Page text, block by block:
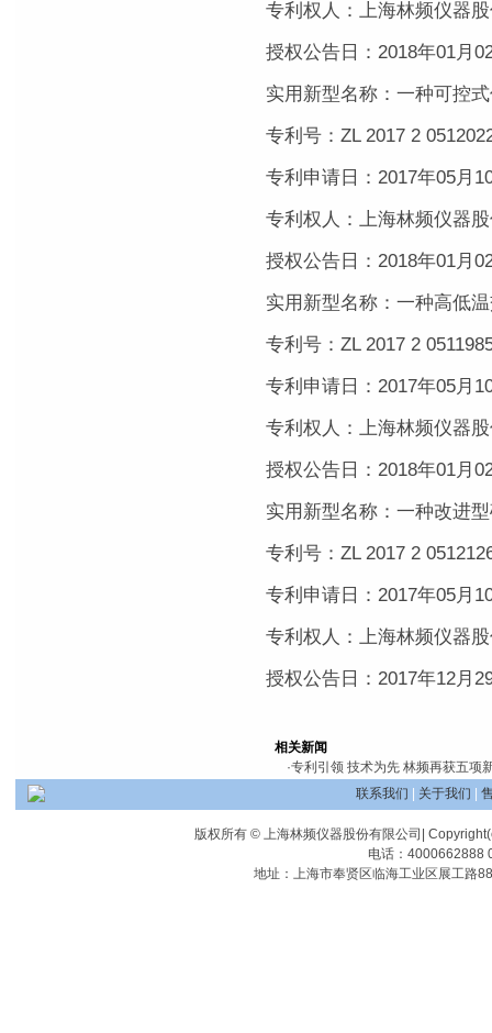
专利权人：上海林频仪器
授权公告日：2018年01月
实用新型名称：一种可控
专利号：ZL 2017 2
专利申请日：2017年05月
专利权人：上海林频仪器
授权公告日：2018年01月
实用新型名称：一种高低
专利号：ZL 2017 2
专利申请日：2017年05月
专利权人：上海林频仪器
授权公告日：2018年01月
实用新型名称：一种改进
专利号：ZL 2017 2
专利申请日：2017年05月
专利权人：上海林频仪器
授权公告日：2017年12月
相关新闻
·专利引领 技术为先 林频再获五项
联系我们
关于我们
版权所有 © 上海林频仪器股份有限公司|
电话：4000662888
地址：上海市奉贤区临海工业区展工路